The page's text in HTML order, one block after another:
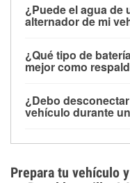
alimentar pequeños
limitado, pero el uso
contar con un
cortes prolongados.
¿Puede el agua de
alternador de mi
parte baja del
dañarse si se
días después de la
¿Qué tipo de
mejor como
para aplicaciones de
selladas, resistentes
¿Debo
vehículo durante
los daños por
Prepara tu vehículo